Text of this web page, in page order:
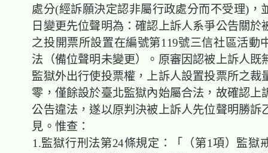
處分(經訴願決定認非屬行政處分而不受理)，
日變更先位聲明為：確認上訴人系爭公告關於
之投開票所設置在編號第119號三信社區活動
法（備位聲明未變更）。原審因認被上訴人既
監獄外出行使投票權，上訴人設置投票所之裁
零，僅餘設於臺北監獄內始屬合法，故確認上
公告違法，遂以原判決被上訴人先位聲明勝訴
見。惟查：
1.監獄行刑法第24條規定：「（第1項）監獄